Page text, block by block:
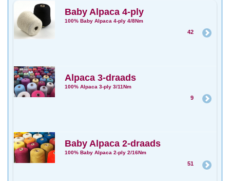
Baby Alpaca 4-ply
100% Baby Alpaca 4-ply 4/8Nm
42
Alpaca 3-draads
100% Alpaca 3-ply 3/11Nm
9
Baby Alpaca 2-draads
100% Baby Alpaca 2-ply 2/16Nm
51